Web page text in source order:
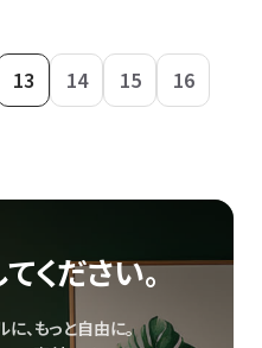
13 14 15 16
ください。
、もっと自由に。